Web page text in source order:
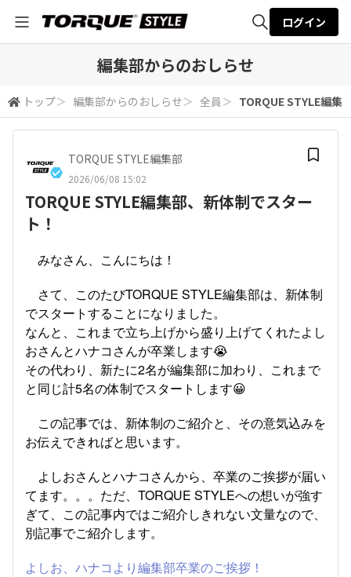
検索
ログイン
編集部からのおしらせ
トップ＞ 編集部からのおしらせ＞ 全員 ＞ TORQUE STYLE編集
TORQUE STYLE編集部
2026/06/08 15:02
TORQUE STYLE編集部、新体制でスター
ト！
みなさん、こんにちは！
さて、このたびTORQUE STYLE編集部は、新体制
でスタートすることになりました。
なんと、これまで立ち上げから盛り上げてくれたよし
おさんとハナコさんが卒業します😭
その代わり、新たに2名が編集部に加わり、これまで
と同じ計5名の体制でスタートします😀
この記事では、新体制のご紹介と、その意気込みを
お伝えできればと思います。
よしおさんとハナコさんから、卒業のご挨拶が届い
てます。。。ただ、TORQUE STYLEへの想いが強す
ぎて、この記事内ではご紹介しきれない文量なので、
別記事でご紹介します。
よしお、ハナコより編集部卒業のご挨拶！